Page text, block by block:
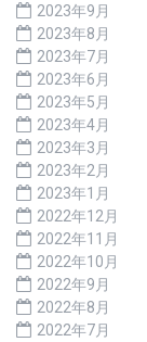
2023年9月
2023年8月
2023年7月
2023年6月
2023年5月
2023年4月
2023年3月
2023年2月
2023年1月
2022年12月
2022年11月
2022年10月
2022年9月
2022年8月
2022年7月